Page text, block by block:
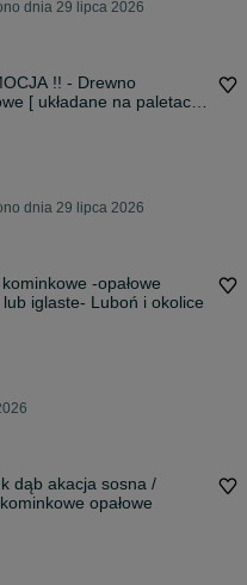
dnia 29 lipca 2026
!! - Drewno
[ układane na paletach
dnia 29 lipca 2026
-opałowe
lub iglaste- Luboń i okolice
dąb akacja sosna /
opałowe